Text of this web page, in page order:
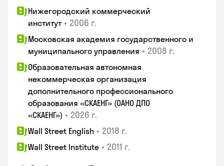
Нижегородский коммерческий
институт • 2006 г.
Московская академия государственного и
муниципального управления • 2008 г.
Образовательная автономная
некоммерческая организация
дополнительного профессионального
образования «СКАЕНГ» (ОАНО ДПО
«СКАЕНГ») • 2026 г.
Wall Street English • 2018 г.
Wall Street Institute • 2011 г.